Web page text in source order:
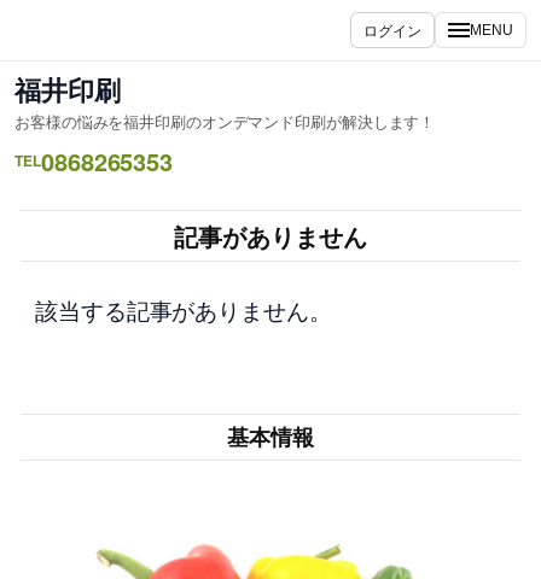
を
ス
キ
ッ
ログイン MENU
福井印刷
お客様の悩みを福井印刷のオンデマンド印刷が解決します！
TEL0868265353
記事がありません
該当する記事がありません。
基本情報